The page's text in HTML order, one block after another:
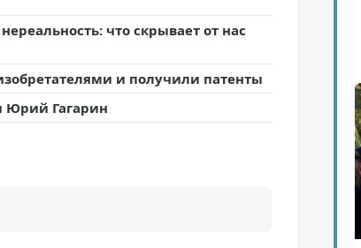
что скрывает от нас
и получили патенты
Юрий Гагарин